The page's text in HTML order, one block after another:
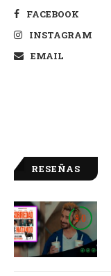
FACEBOOK
INSTAGRAM
EMAIL
RESEÑAS
9.0